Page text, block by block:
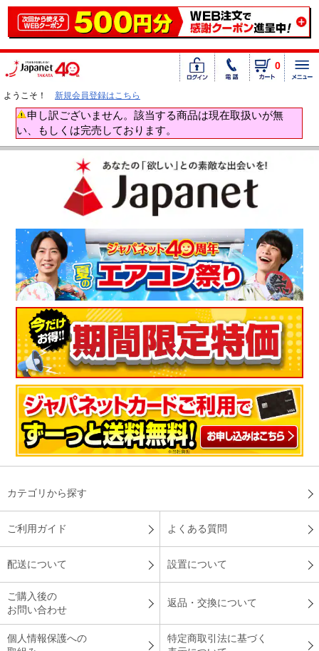
0
ようこそ！ 新規会員登録はこちら
申し訳ございません。該当する商品は現在取扱いが無
い、もしくは完売しております。
カテゴリから探す
ご利用ガイド よくある質問
配送について 設置について
ご購入後の
お問い合わせ
返品・交換について
個人情報保護への
特定商取引法に基づく